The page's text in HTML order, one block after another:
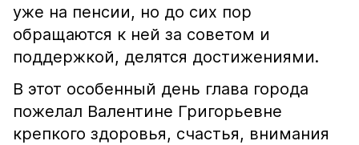
уже на пенсии, но до сих пор
обращаются к ней за советом и
поддержкой, делятся достижениями.
В этот особенный день глава города
пожелал Валентине Григорьевне
крепкого здоровья, счастья, внимания